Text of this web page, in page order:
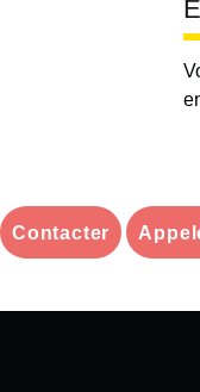
Contacter